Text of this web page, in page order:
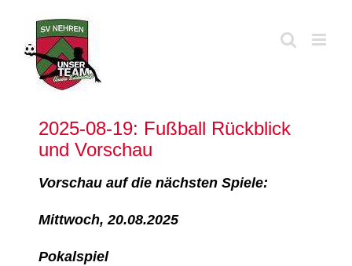
springen
2025-08-19: Fußball Rückblick
und Vorschau
Vorschau auf die nächsten Spiele:
Mittwoch, 20.08.2025
Pokalspiel